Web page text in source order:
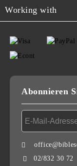
Working with
Abonnieren
02/832 30 72